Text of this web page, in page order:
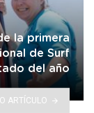
la primera
de Surf
del año
ARTÍCULO